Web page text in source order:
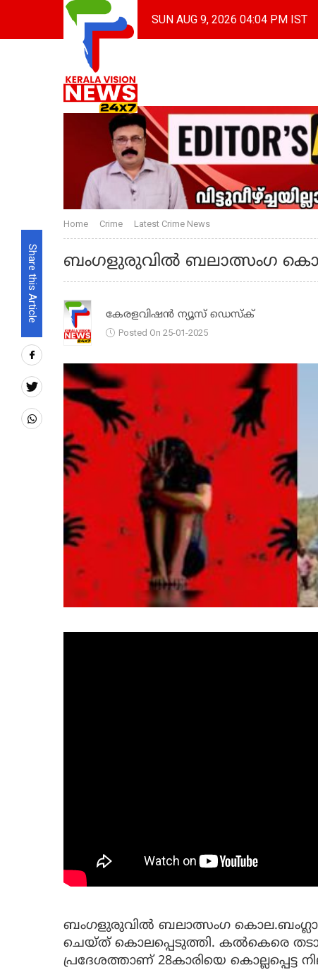
SUN AUG 9, 2026 04:04 PM IST
Share this Article
Home Crime Latest Crime News
ബംഗളുരുവില്‍ ബലാത്സംഗ
കേരളവിഷൻ ന്യൂസ് ഡെസ്‌ക്
Posted On 25-01-2025
ബംഗളുരുവില്‍ ബലാത്സംഗ
ചെയ്ത് കൊലപ്പെടുത്തി. കല്‍കെരെ
പ്രദേശത്താണ് 28കാരിയെ കൊല്ലപ്പെട്ട